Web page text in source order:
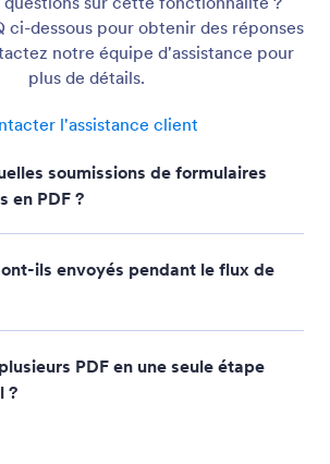
tâche
directement au sein de vos flux
de garder chaque étape sous
chaque tâche et suivez leur
de ne rien laisser passer.